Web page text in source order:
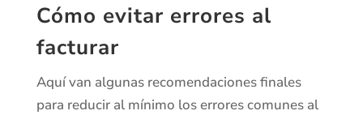
Cómo evitar errores al
facturar
Aquí van algunas recomendaciones finales
para reducir al mínimo los errores comunes al